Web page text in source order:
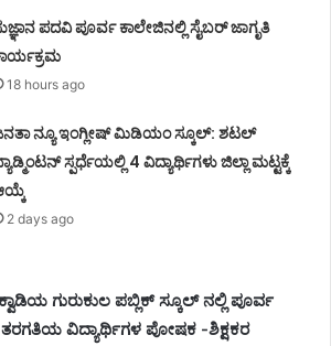
ಪದವಿ ಪೂರ್ವ ಕಾಲೇಜಿನಲ್ಲಿ ಸೈಬರ್ ಜಾಗೃತಿ
18 hours ago
ನ್ಯೂ ಇಂಗ್ಲೀಷ್ ಮಿಡಿಯಂ ಸ್ಕೂಲ್: ಶಟಲ್
ಸ್ಪರ್ಧೆಯಲ್ಲಿ 4 ವಿದ್ಯಾರ್ಥಿಗಳು ಜಿಲ್ಲಾ ಮಟ್ಟಕ್ಕೆ
2 days ago
ಗುರುಕುಲ ಪಬ್ಲಿಕ್ ಸ್ಕೂಲ್ ನಲ್ಲಿ ಪೂರ್ವ
ವಿದ್ಯಾರ್ಥಿಗಳ ಪೋಷಕ -ಶಿಕ್ಷಕರ